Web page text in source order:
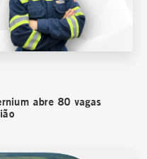
abre 80 vagas